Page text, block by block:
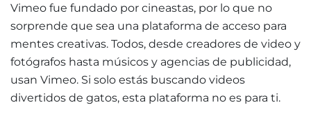
Vimeo fue fundado por cineastas, por lo que no
sorprende que sea una plataforma de acceso para
mentes creativas. Todos, desde creadores de video y
fotógrafos hasta músicos y agencias de publicidad,
usan Vimeo. Si solo estás buscando videos
divertidos de gatos, esta plataforma no es para ti.